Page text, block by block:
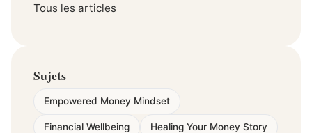
Tous les articles
Sujets
Empowered Money Mindset
Financial Wellbeing Healing Your Money Story